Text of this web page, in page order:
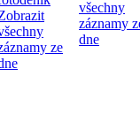
ze
všechny
záznamy
dne